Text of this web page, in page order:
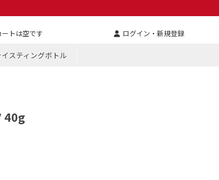
ートは空です ログイン・新規登録
スティングボトル
40g